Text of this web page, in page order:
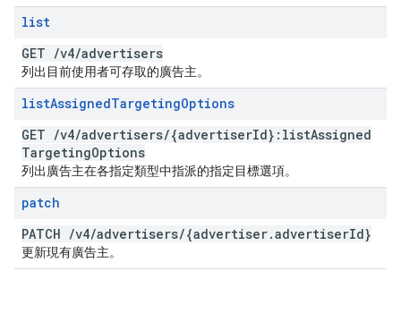
list
GET /v4/advertisers
列出目前使用者可存取的廣告主。
listAssignedTargetingOptions
GET /v4/advertisers/{advertiserId}:listAssigned
TargetingOptions
列出廣告主在各指定類型中指派的指定目標選項。
patch
PATCH /v4/advertisers/{advertiser.advertiserId}
更新現有廣告主。